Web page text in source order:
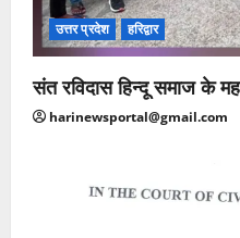
उत्तर प्रदेश हरिद्वार
संत रविदास हिन्दू समाज के
harinewsportal@gmail.com